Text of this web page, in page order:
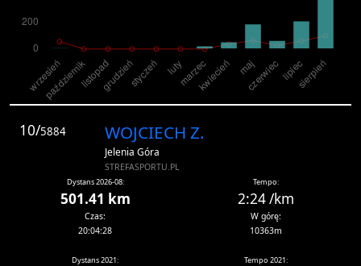
10/5884 WOJCIECH Z.
Jelenia Góra
STREFASPORTU.PL
Dystans 2026-08:
501.41 km
Tempo:
2:24 /km
Czas:
20:04:28
W górę:
10363m
Dystans 2021: Tempo 2021: